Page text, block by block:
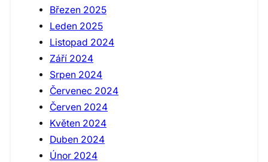
Březen 2025
Leden 2025
Listopad 2024
Září 2024
Srpen 2024
Červenec 2024
Červen 2024
Květen 2024
Duben 2024
Únor 2024